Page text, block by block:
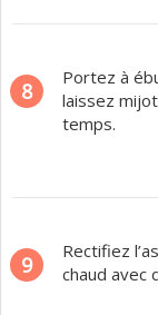
8
Portez à
laissez
temps.
9
Rectifiez
chaud avec